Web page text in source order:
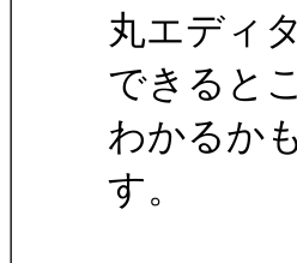
丸エディ
できると
わかるか
す。